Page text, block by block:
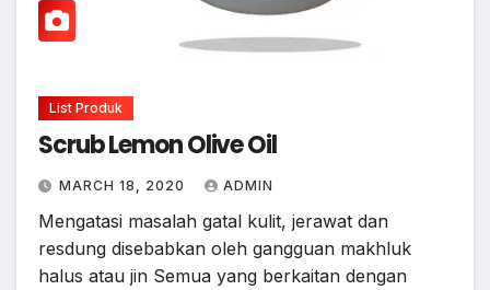
List Produk
Scrub Lemon Olive Oil
MARCH 18, 2020 ADMIN
Mengatasi masalah gatal kulit, jerawat dan
resdung disebabkan oleh gangguan makhluk
halus atau jin Semua yang berkaitan dengan